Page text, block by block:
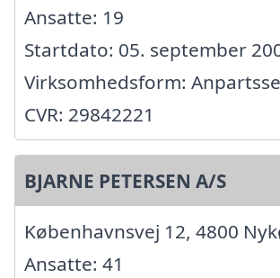
Ansatte: 19
Startdato: 05. september
Virksomhedsform:
CVR: 29842221
BJARNE PETERSEN A/S
Københavnsvej 12, 4800
Ansatte: 41